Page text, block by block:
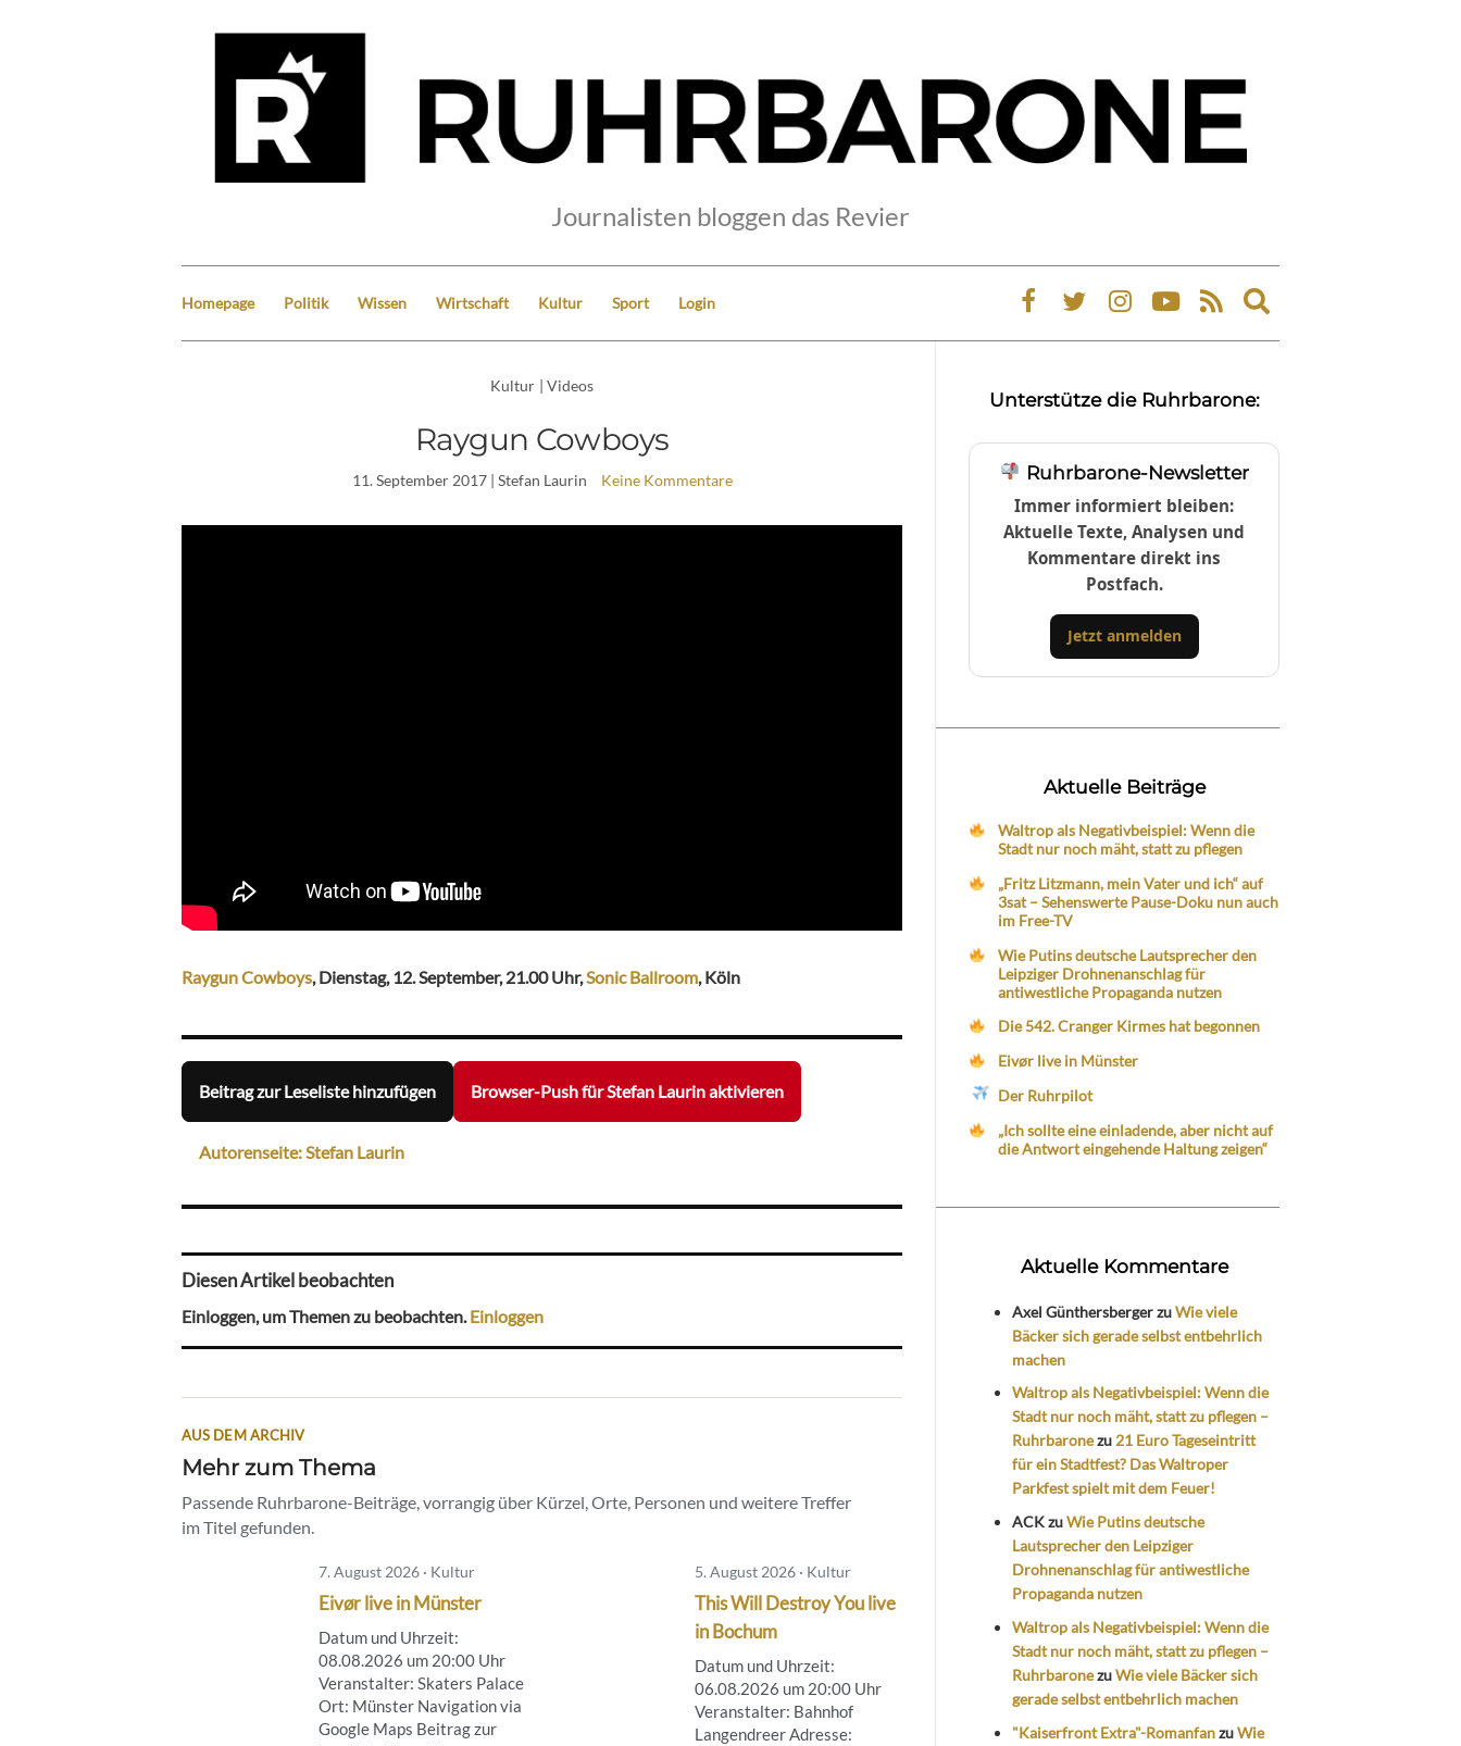
Journalisten bloggen das Revier
Homepage Politik Wissen Wirtschaft Kultur Sport Login
Expand
search
Kultur | Videos
Raygun Cowboys
11. September 2017| Stefan Laurin Keine Kommentare
Raygun Cowboys, Dienstag, 12. September, 21.00 Uhr,Sonic Ballroom, Köln
Beitrag zur Leseliste hinzufügen Browser-Push für Stefan Laurin aktivieren
Autorenseite: Stefan Laurin
Diesen Artikel beobachten
Einloggen, um Themen zu beobachten.Einloggen
AUS DEM ARCHIV
Mehr zum Thema
Passende Ruhrbarone-Beiträge, vorrangig über Kürzel, Orte, Personen und weitere Treffer
im Titel gefunden.
7. August 2026 · Kultur
Eivør live in Münster
Datum und Uhrzeit:
08.08.2026 um 20:00 Uhr
Veranstalter: Skaters Palace
Ort: Münster Navigation via
Google Maps Beitrag zur
5. August 2026 · Kultur
This Will Destroy You live
in Bochum
Datum und Uhrzeit:
06.08.2026 um 20:00 Uhr
Veranstalter: Bahnhof
Langendreer Adresse:
Unterstütze die Ruhrbarone:
Ruhrbarone-Newsletter
Immer informiert bleiben:
Aktuelle Texte, Analysen und
Kommentare direkt ins
Postfach.
Jetzt anmelden
Aktuelle Beiträge
Waltrop als Negativbeispiel: Wenn die
Stadt nur noch mäht, statt zu pflegen
„Fritz Litzmann, mein Vater und ich“ auf
3sat – Sehenswerte Pause-Doku nun auch
im Free-TV
Wie Putins deutsche Lautsprecher den
Leipziger Drohnenanschlag für
antiwestliche Propaganda nutzen
Die 542. Cranger Kirmes hat begonnen
Eivør live in Münster
Der Ruhrpilot
„Ich sollte eine einladende, aber nicht auf
die Antwort eingehende Haltung zeigen“
Aktuelle Kommentare
Axel GünthersbergerzuWie viele
Bäcker sich gerade selbst entbehrlich
machen
Waltrop als Negativbeispiel: Wenn die
Stadt nur noch mäht, statt zu pflegen –
Ruhrbaronezu 21 Euro Tageseintritt
für ein Stadtfest? Das Waltroper
Parkfest spielt mit dem Feuer!
ACKzuWie Putins deutsche
Lautsprecher den Leipziger
Drohnenanschlag für antiwestliche
Propaganda nutzen
Waltrop als Negativbeispiel: Wenn die
Stadt nur noch mäht, statt zu pflegen –
RuhrbaronezuWie viele Bäcker sich
gerade selbst entbehrlich machen
"Kaiserfront Extra"-RomanfanzuWie